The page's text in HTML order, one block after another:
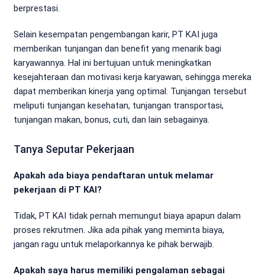
berprestasi.
Selain kesempatan pengembangan karir, PT KAI juga
memberikan tunjangan dan benefit yang menarik bagi
karyawannya. Hal ini bertujuan untuk meningkatkan
kesejahteraan dan motivasi kerja karyawan, sehingga mereka
dapat memberikan kinerja yang optimal. Tunjangan tersebut
meliputi tunjangan kesehatan, tunjangan transportasi,
tunjangan makan, bonus, cuti, dan lain sebagainya.
Tanya Seputar Pekerjaan
Apakah ada biaya pendaftaran untuk melamar
pekerjaan di PT KAI?
Tidak, PT KAI tidak pernah memungut biaya apapun dalam
proses rekrutmen. Jika ada pihak yang meminta biaya,
jangan ragu untuk melaporkannya ke pihak berwajib.
Apakah saya harus memiliki pengalaman sebagai